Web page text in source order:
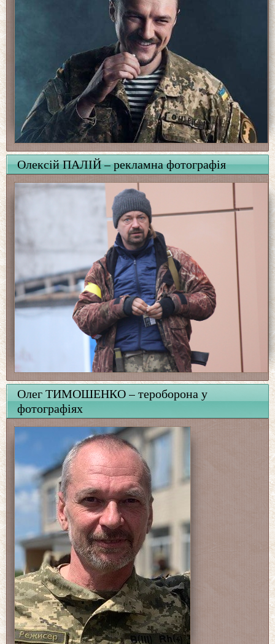
Олексій ПАЛІЙ – рекламна фотографія
Олег ТИМОШЕНКО – тероборона у
фотографіях